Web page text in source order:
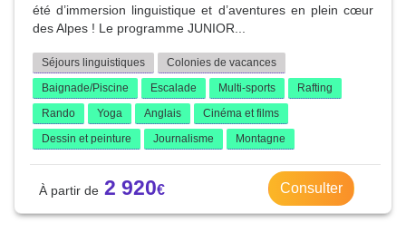
été d’immersion linguistique et d’aventures en plein cœur
des Alpes ! Le programme JUNIOR...
Séjours linguistiques
Colonies de vacances
Baignade/Piscine
Escalade Multi-sports
Rafting
Rando
Yoga Anglais
Cinéma et films
Dessin et peinture
Journalisme Montagne
2 920 Consulter